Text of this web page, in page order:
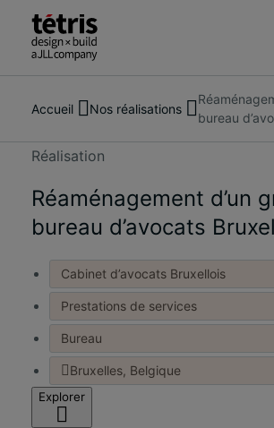
À propos de nous
Nos réalisations
Nous contacter
Accueil Nos réalisations
bureau
Rechercher
personnes,
lieux,
des
actualités
des
informations
Réalisation
Réaménagement d’un
bureau d’avocats
Cabinet d’avocats Bruxellois
Prestations de services
Bureau
Bruxelles, Belgique
Explorer